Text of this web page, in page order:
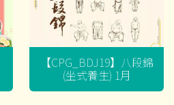
【CPG_BDJ19】八段錦
(坐式養生) 1月